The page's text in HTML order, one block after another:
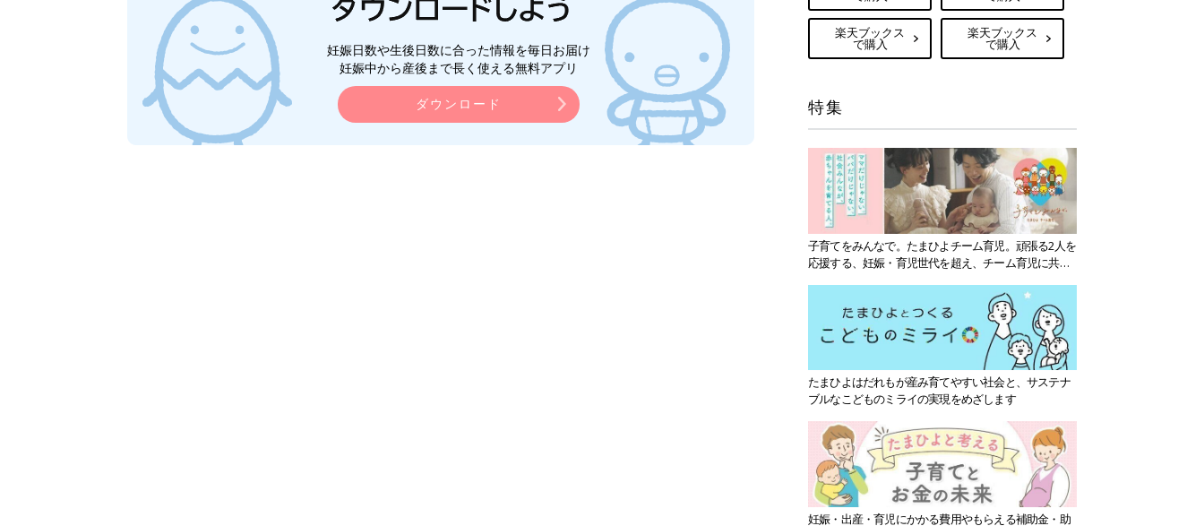
妊娠日数や生後日数に合った情報を毎日お届け
妊娠中から産後まで長く使える無料アプリ
ダウンロード
楽天ブックス
で購入
楽天ブックス
で購入
特集
子育てをみんなで。たまひよチーム育児。頑張る2人を
応援する、妊娠・育児世代を超え、チーム育児に共感
たまひよはだれもが産み育てやすい社会と、サステナ
ブルなこどものミライの実現をめざします
妊娠・出産・育児にかかる費用やもらえる補助金・助